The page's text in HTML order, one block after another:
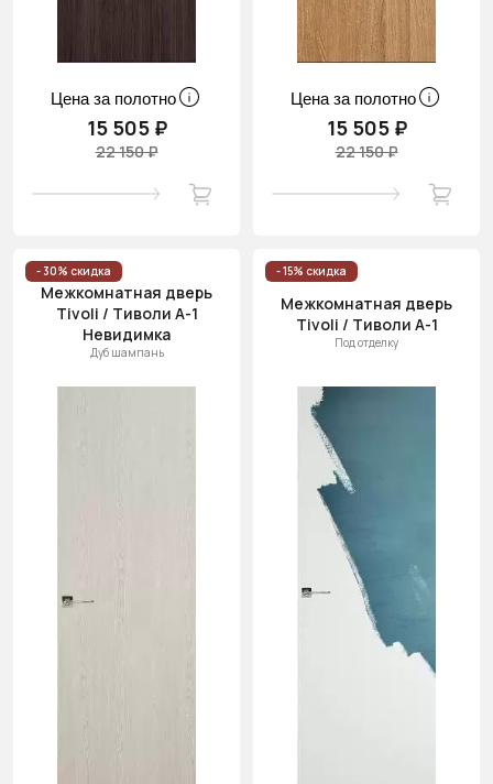
Цена за полотно
15 505 ₽
22 150 ₽
Цена за полотно
15 505 ₽
22 150 ₽
- 30% скидка
Межкомнатная дверь
Tivoli / Тиволи А-1
Невидимка
Дуб шампань
- 15% скидка
Межкомнатная дверь
Tivoli / Тиволи А-1
Под отделку